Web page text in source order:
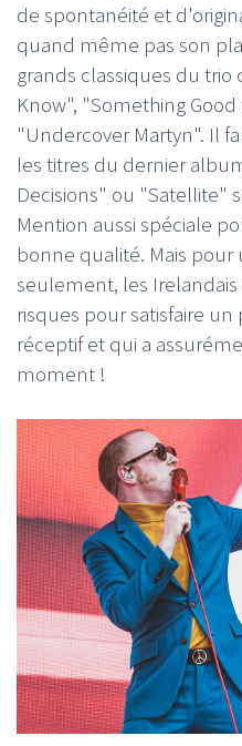
de spontanéité et
quand même pas son
grands classiques du trio
Know", "Something
"Undercover Martyn". Il
les titres du dernier
Decisions" ou "Satellite"
Mention aussi spéciale
bonne qualité. Mais
seulement, les
risques pour satisfaire
réceptif et qui a
moment !